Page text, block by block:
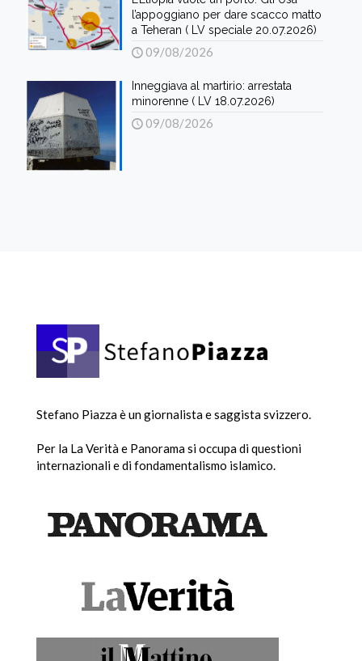
l’appoggiano per dare scacco matto
a Teheran ( LV speciale 20.07.2026)
09/08/2026
Inneggiava al martirio: arrestata
minorenne ( LV 18.07.2026)
09/08/2026
Stefano Piazza è un giornalista e saggista svizzero.
Per la La Verità e Panorama si occupa di questioni
internazionali e di fondamentalismo islamico.